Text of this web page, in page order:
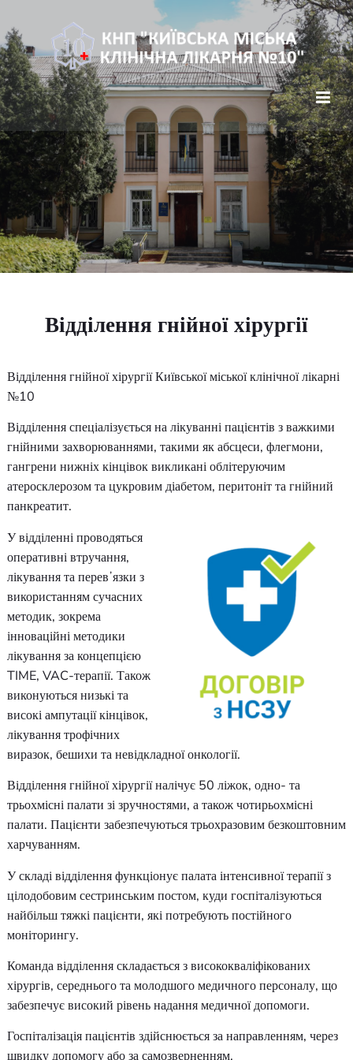
Відділення гнійної хірургії Київської міської клінічної
№10
Відділення спеціалізується на лікуванні пацієнтів з
гнійними захворюваннями, такими як абсцеси,
гангрени нижніх кінцівок викликані облітеруючим
атеросклерозом та цукровим діабетом, перитоніт та
панкреатит.
У відділенні проводяться
оперативні втручання,
лікування та перевʼязки з
використанням сучасних
методик, зокрема
інноваційні методики
лікування за концепцією
TIME, VAC-терапії. Також
високі ампутації кінцівок,
лікування трофічних
виразок, бешихи та невідкладної онкології.
Відділення гнійної хірургії налічує 50 ліжок, одно- та
трьохмісні палати зі зручностями, а також чотирьохмісні
палати. Пацієнти забезпечуються трьохразовим
харчуванням.
У складі відділення функціонує палата інтенсивної
цілодобовим сестринським постом, куди
найбільш тяжкі пацієнти, які потребують постійного
моніторингу.